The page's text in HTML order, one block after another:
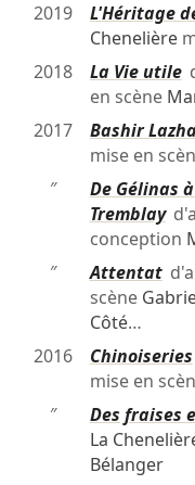
2019
L'Héritage
Chenelière
2018
La Vie utile
en scène
2017
Bashir
mise en
″
De Gélinas
Tremblay
conception
″
Attentat
scène
Côté…
2016
Chinoiseries
mise en
″
Des fraises
La
Bélanger